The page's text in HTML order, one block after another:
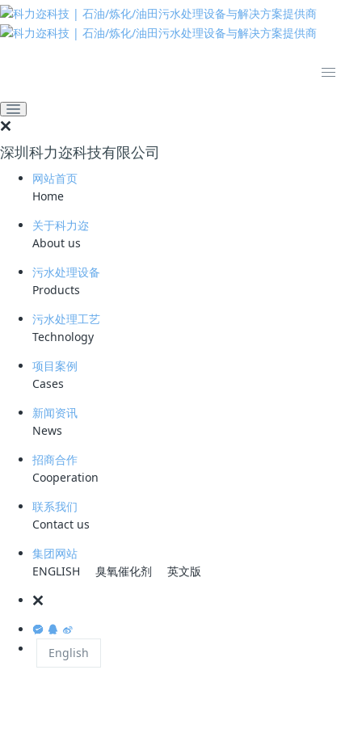
深圳科力迩科技有限公司
网站首页
Home
关于科力迩
About us
污水处理设备
Products
污水处理工艺
Technology
项目案例
Cases
新闻资讯
News
招商合作
Cooperation
联系我们
Contact us
集团网站
ENGLISH
臭氧催化剂 英文版
English
推动绿色发展 建设美丽中国
垃圾渗滤液循环回流处理法
简要说明 ：
文件版本 ：
文件类型 ：
立即下载
渗滤液循环回流处理就是将垃圾渗滤液收集后，经调节池预沉淀处理后，
喷灌回流至填埋场。
一则通过喷灌，在太阳的照射下，可蒸发掉部分水量以减少后续处理的水
二则可将垃圾填埋场当作一个巨大的不加控制的生物滤池，上层垃圾可作
为好氧生物滤池，下层垃圾可作为厌氧生物滤池。喷灌回流又可增加污水
中的氧量以加速微生物对渗滤液中有机污染物的降解。渗滤液在经过多次
回流蒸发及垃圾渗滤过程中的生物降解和吸附之后，其流量和有机物的含
同时在这一工艺处理过程中，由于渗滤液的回流作用，又可加速垃圾中有
统的填埋场来说，又可增加沼气的产量。
但在选择该工艺处理垃圾渗滤液时，应首先在垃圾填埋场设计时，就要考